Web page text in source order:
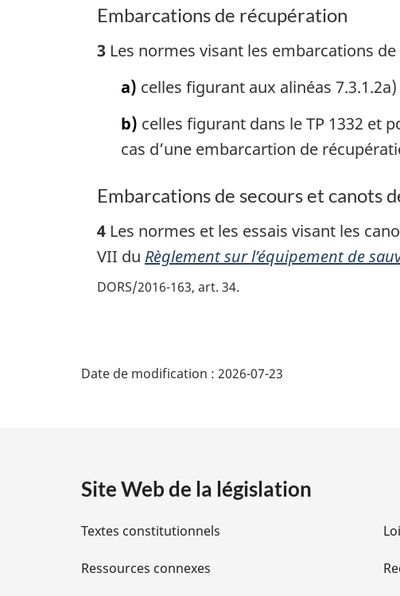
Embarcations de récupération
3 Les normes visant les embarcations
a) celles figurant aux alinéas
b) celles figurant dans le TP 1332 et
cas d’une embarcartion de
Embarcations de secours et canots
4 Les normes et les essais visant les
VII du Règlement sur l’équipement de
DORS/2016-163, art. 34
i
l
s
Date de modification : 2026-07-23
Site Web de la législation
Textes constitutionnels
Ressources connexes